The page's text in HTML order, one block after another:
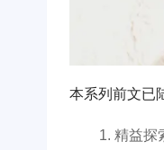
本系列前文已
精益探